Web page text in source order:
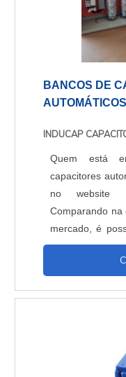
BANCOS DE
AUTOMÁTICOS
INDUCAP
Quem está
capacitores
no website
Comparando na
mercado, é
a melhor
DETALHES
procura de
companhia
banco